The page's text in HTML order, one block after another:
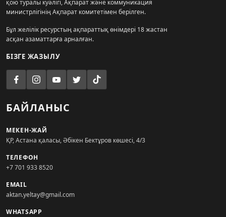
қою туралы куәлігі, Ақпарат және коммуникация
министрлігінің Ақпарат комитетімен берілген.
Бұл желілік ресурстың ақпараттық өнімдері 18 жастан
асқан азаматтарға арналған.
БІЗГЕ ЖАЗЫЛУ
БАЙЛАНЫС
МЕКЕН-ЖАЙ
ҚР, Астана қаласы, Әбікен Бектұров көшесі, 4/3
ТЕЛЕФОН
+7 701 933 8520
EMAIL
aktan.yeltay@gmail.com
WHATSAPP